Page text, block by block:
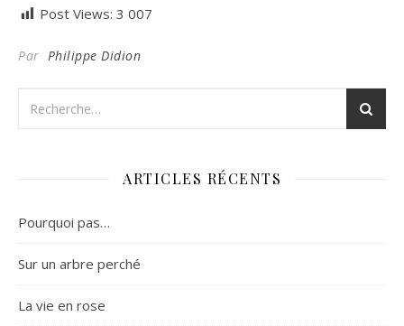
Post Views: 3 007
Par Philippe Didion
ARTICLES RÉCENTS
Pourquoi pas…
Sur un arbre perché
La vie en rose